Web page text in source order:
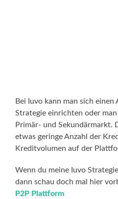
Bei Iuvo kann man sich
Strategie einrichten oder
Primär- und Sekundärmarkt.
etwas geringe Anzahl der
Kreditvolumen auf der
Wenn du meine Iuvo
dann schau doch mal hier
P2P Plattform